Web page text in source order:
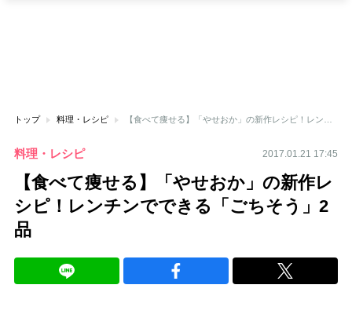
トップ 料理・レシピ
料理・レシピ 2017.01.21 17:45
【食べて痩せる】「やせおか」の新作レ
シピ！レンチンでできる「ごちそう」2
品